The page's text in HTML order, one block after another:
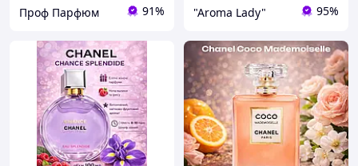
Проф Парфюм 91% "Aroma Lady" 95%